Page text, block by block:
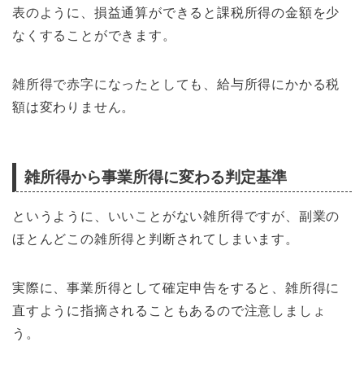
表のように、損益通算ができると課税所得の金額を少
なくすることができます。
雑所得で赤字になったとしても、給与所得にかかる税
額は変わりません。
雑所得から事業所得に変わる判定基準
というように、いいことがない雑所得ですが、副業の
ほとんどこの雑所得と判断されてしまいます。
実際に、事業所得として確定申告をすると、雑所得に
直すように指摘されることもあるので注意しましょ
う。